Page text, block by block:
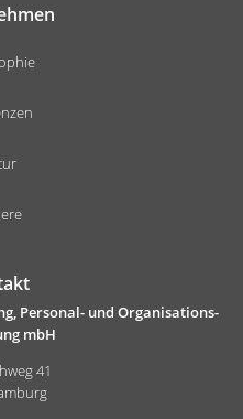
Personal- und Organisations-
mbH
41